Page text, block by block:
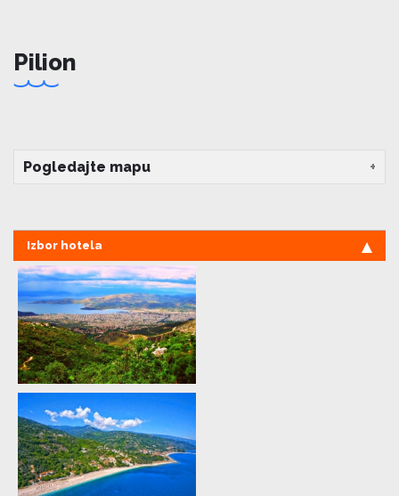
Pilion
Pogledajte mapu
Izbor hotela